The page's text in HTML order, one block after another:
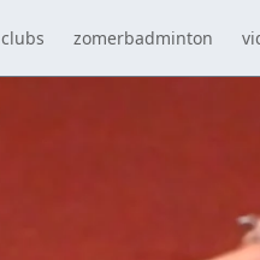
clubs zomerbadminton